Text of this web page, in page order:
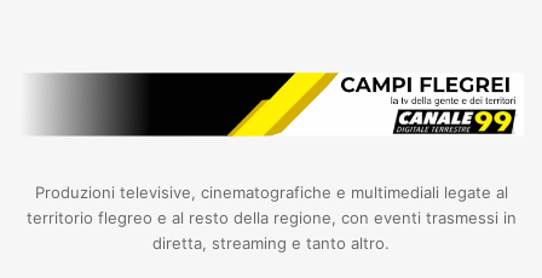
Produzioni televisive, cinematografiche e multimediali legate al
territorio flegreo e al resto della regione, con eventi trasmessi in
diretta, streaming e tanto altro.